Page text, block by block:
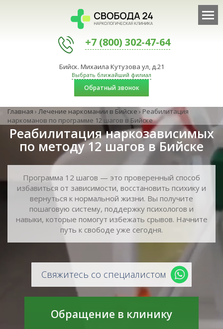
+7 (800) 302-47-64
Бийск. Михаила Кутузова ул, д.21
Выбрать ближайший филиал
Обратный звонок
Главная › Лечение наркомании в Бийске › Реабилитация
наркоманов по программе 12 шагов в Бийске
Реабилитация наркозависимых
по методу 12 шагов в Бийске
Программа 12 шагов — это проверенный способ
избавиться от зависимости, восстановить психику и
вернуться к нормальной жизни. Вы получите
пошаговую систему, поддержку психологов и
навыки, которые помогут избежать срывов. Начните
путь к свободе уже сегодня.
Свяжитесь со специалистом
Обращение в клинику